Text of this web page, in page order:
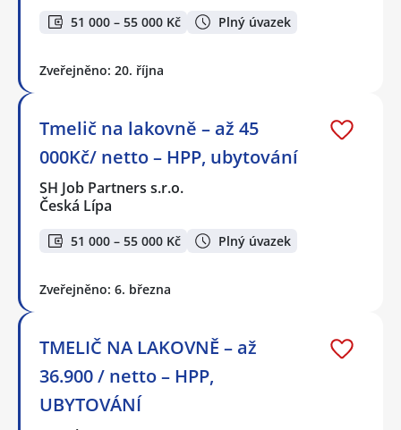
51 000 – 55 000 Kč Plný úvazek
Zveřejněno: 20. října
Tmelič na lakovně – až 45
000Kč/ netto – HPP, ubytování
SH Job Partners s.r.o.
Česká Lípa
51 000 – 55 000 Kč Plný úvazek
Zveřejněno: 6. března
TMELIČ NA LAKOVNĚ – až
36.900 / netto – HPP,
UBYTOVÁNÍ